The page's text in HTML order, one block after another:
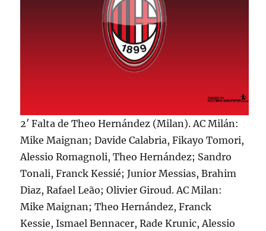
2′ Falta de Theo Hernández (Milan). AC Milán:
Mike Maignan; Davide Calabria, Fikayo Tomori,
Alessio Romagnoli, Theo Hernández; Sandro
Tonali, Franck Kessié; Junior Messias, Brahim
Diaz, Rafael Leão; Olivier Giroud. AC Milan:
Mike Maignan; Theo Hernández, Franck
Kessie, Ismael Bennacer, Rade Krunic, Alessio